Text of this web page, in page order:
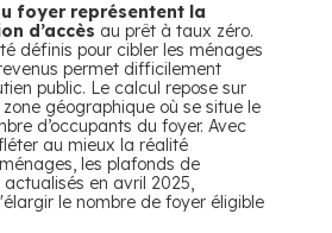
foyer représentent la
d’accès au prêt à taux zéro.
définis pour cibler les ménages
permet difficilement
public. Le calcul repose sur
géographique où se situe le
d’occupants du foyer. Avec
au mieux la réalité
les plafonds de
en avril 2025,
le nombre de foyer éligible